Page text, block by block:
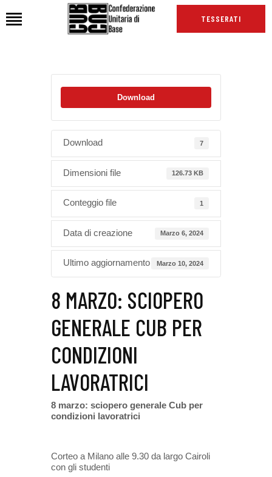
TESSERATI
HOME
CHI SIAMO
SEDI
NEWS
PODCAST CUB
TG CUB
INTERNAZIONALE
RASSEGNA STAMPA
Download
Download 7
Dimensioni file 126.73 KB
Conteggio file 1
Data di creazione Marzo 6, 2024
Ultimo aggiornamento Marzo 10, 2024
8 MARZO: SCIOPERO
GENERALE CUB PER
CONDIZIONI
LAVORATRICI
8 marzo: sciopero generale Cub per
condizioni lavoratrici
Corteo a Milano alle 9.30 da largo Cairoli
con gli studenti